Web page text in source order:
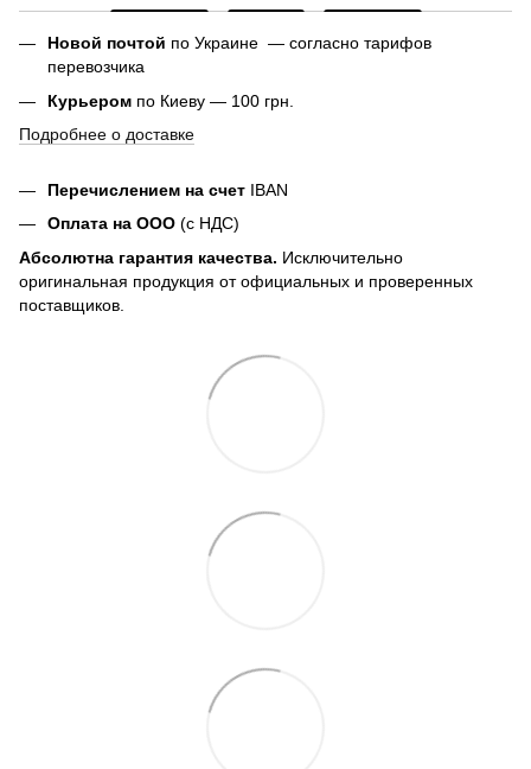
Новой почтой по Украине — согласно тарифов
перевозчика
Курьером по Киеву — 100 грн.
Подробнее о доставке
Перечислением на счет IBAN
Оплата на ООО (с НДС)
Абсолютна гарантия качества. Исключительно
оригинальная продукция от официальных и проверенных
поставщиков.